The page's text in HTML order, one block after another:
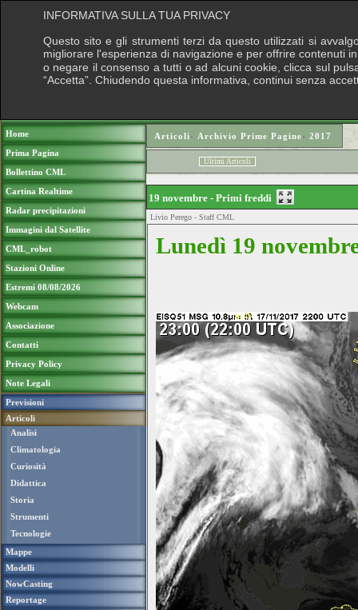
Home
Prima Pagina
Bollettino CML
Cartina Realtime
Radar precipitazioni
Immagini dal Satellite
CML_robot
Stazioni Online
Estremi 08/08/2026
Webcam
Associazione
Contatti
Privacy Policy
Note Legali
Previsioni
Articoli
Analisi
Climatologia
Curiosità
Didattica
Storia
Strumenti
Tecnologie
Mappe
Modelli
NowCasting
Reportage
Articoli› Archivio Prime Pagine› 2017
Ultimi Articoli
19 novembre - Primi freddi
Livio Perego - Staff CML
Lunedì 19
INFORMATIVA SULLA TUA PRIVACY
Questo sito e gli strumenti terzi da questo utilizzati si
migliorare l'esperienza di navigazione e per offrire contenuti
o negare il consenso a tutti o ad alcuni cookie, clicca sul
“Accetta”. Chiudendo questa informativa, continui senza